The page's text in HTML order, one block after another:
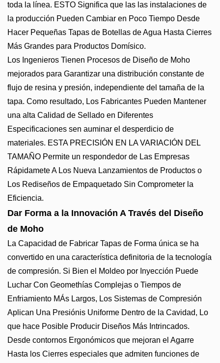
toda la línea. ESTO Significa que las las instalaciones de
la producción Pueden Cambiar en Poco Tiempo Desde
Hacer Pequeñas Tapas de Botellas de Agua Hasta Cierres
Más Grandes para Productos Domísico.
Los Ingenieros Tienen Procesos de Diseño de Moho
mejorados para Garantizar una distribución constante de
flujo de resina y presión, independiente del tamaña de la
tapa. Como resultado, Los Fabricantes Pueden Mantener
una alta Calidad de Sellado en Diferentes
Especificaciones sen auminar el desperdicio de
materiales. ESTA PRECISIÓN EN LA VARIACIÓN DEL
TAMAÑO Permite un respondedor de Las Empresas
Rápidamete A Los Nueva Lanzamientos de Productos o
Los Rediseños de Empaquetado Sin Comprometer la
Eficiencia.
Dar Forma a la Innovación A Través del Diseño
de Moho
La Capacidad de Fabricar Tapas de Forma única se ha
convertido en una característica definitoria de la tecnología
de compresión. Si Bien el Moldeo por Inyección Puede
Luchar Con Geomethías Complejas o Tiempos de
Enfriamiento MÁs Largos, Los Sistemas de Compresión
Aplican Una Presiónis Uniforme Dentro de la Cavidad, Lo
que hace Posible Producir Diseños Más Intrincados.
Desde contornos Ergonómicos que mejoran el Agarre
Hasta los Cierres especiales que admiten funciones de